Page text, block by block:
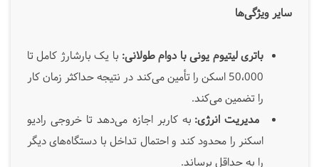
سایر ویژگی‌ها
باتری لیتیوم یونی با دوام طولانی: با یک بارشارژ کامل تا
50،000 اسکن را تأمین می‌کند در نتیجه حداکثر زمان کار
را تضمین می‌کند.
مدیریت انرژی: به کاربر اجازه می‌دهد تا خروجی رادیو
اسکنر را محدود کند و احتمال تداخل با دستگاه‌های دیگر
را به حداقل برساند.